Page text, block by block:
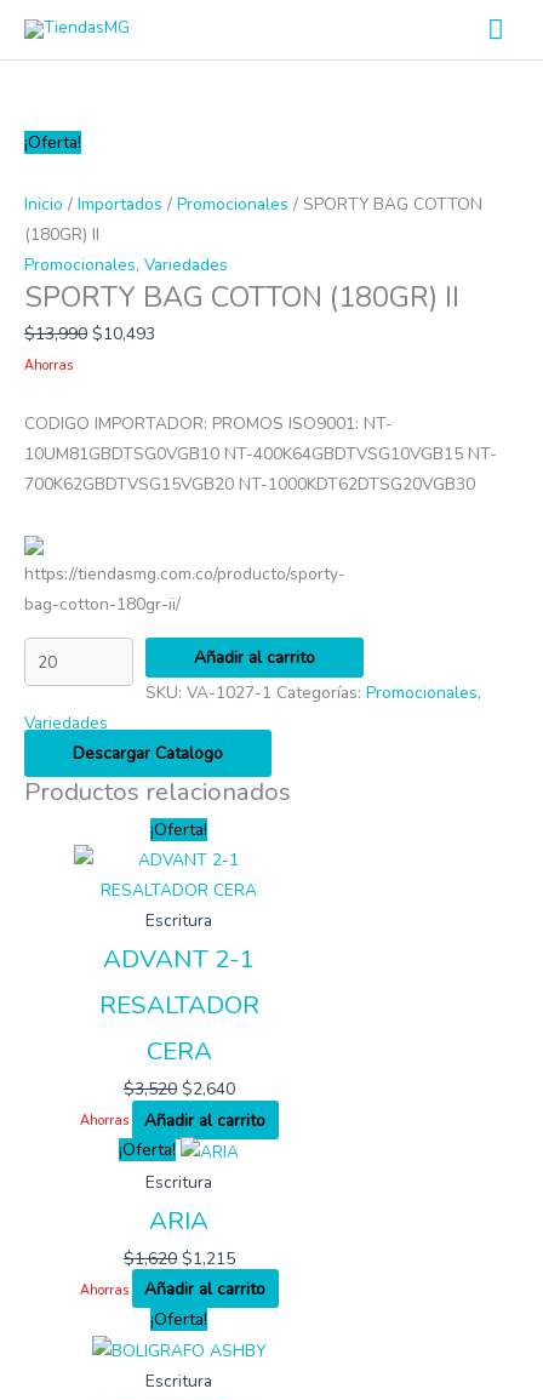
¡Oferta!
Inicio / Importados / Promocionales / SPORTY BAG COTTON
(180GR) II
Promocionales, Variedades
SPORTY BAG COTTON (180GR) II
$13,990 $10,493
Ahorras
CODIGO IMPORTADOR: PROMOS ISO9001: NT-
10UM81GBDTSG0VGB10 NT-400K64GBDTVSG10VGB15 NT-
700K62GBDTVSG15VGB20 NT-1000KDT62DTSG20VGB30
https://tiendasmg.com.co/producto/sporty-
bag-cotton-180gr-ii/
SPORTY
COTTON
(180GR)
II
cantidad
Añadir al carrito
SKU: VA-1027-1 Categorías: Promocionales,
Variedades
Descargar Catalogo
Productos relacionados
¡Oferta!
Escritura
ADVANT 2-1
RESALTADOR
CERA
$3,520 $2,640
Ahorras
Añadir al carrito
¡Oferta!
Escritura
ARIA
$1,620 $1,215
Ahorras
Añadir al carrito
¡Oferta!
Escritura